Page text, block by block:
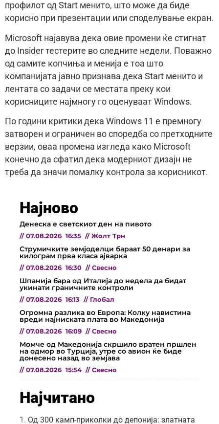
профилот од Start менито, што може да биде
корисно при презентации или споделување екран.
Microsoft најавува дека овие промени ќе стигнат
до Insider тестерите во следните недели. Поважно
од самите копчиња и менија е тоа што
компанијата јавно признава дека Start менито и
лентата со задачи се местата преку кои
корисниците најмногу го оценуваат Windows.
По години критики дека Windows 11 е премногу
затворен и ограничен во споредба со претходните
верзии, оваа промена изгледа како Microsoft
конечно да сфатил дека модерниот дизајн не
треба да значи помалку контрола за корисникот.
Најново
Денеска е светскиот ден на пивото
// 07.08.2026 16:35 // Жолт Трн
Струмичките земјоделци бараат 50 денари за
килограм прва класа ајварка
// 07.08.2026 16:30 // Свесно
Шпанија бара од Италија до недела да бидат
укинати граничните контроли
// 07.08.2026 16:13 // Глобал
Огромна разлика во Европа: Колку навистина
вреди најниската плата во Македонија
// 07.08.2026 16:09 // Свесно
Момче од Македонија скршило вратен пршлен
на одмор во Турција, утре со авион ќе биде
донесено назад во земјава
// 07.08.2026 15:54 // Свесно
Најчитано
Од 300 камп-приколки до депонија: златната